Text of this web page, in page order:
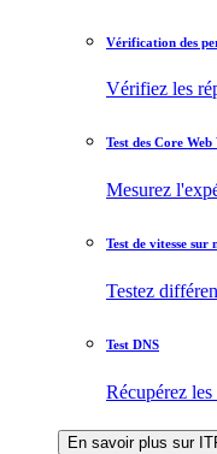
Vérification des
Vérifiez les
Test des Core
Mesurez
Test de vitesse sur
Testez
Test DNS
Récupérez
En savoir plus sur